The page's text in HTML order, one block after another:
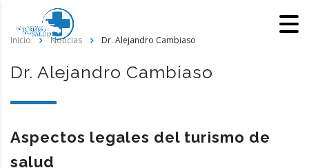
Inicio Noticias Dr. Alejandro Cambiaso
Dr. Alejandro Cambiaso
Aspectos legales del turismo de
salud